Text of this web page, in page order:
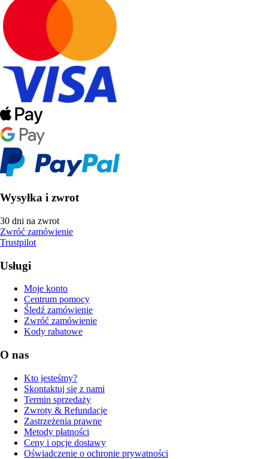
Wysyłka i zwrot
30 dni na zwrot
Zwróć zamówienie
Trustpilot
Usługi
Moje konto
Centrum pomocy
Śledź zamówienie
Zwróć zamówienie
Kody rabatowe
O nas
Kto jesteśmy?
Skontaktuj się z nami
Termin sprzedaży
Zwroty & Refundacje
Zastrzeżenia prawne
Metody płatności
Ceny i opcje dostawy
Oświadczenie o ochronie prywatności